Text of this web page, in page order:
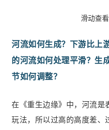
滑动查
河流如何生成？下游比上
的河流如何处理平滑？生
节如何调整？
在《重生边缘》中，河流是
玩法，所以过高的高度差、